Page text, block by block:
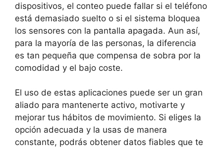
dispositivos, el conteo puede fallar si el teléfono
está demasiado suelto o si el sistema bloquea
los sensores con la pantalla apagada. Aun así,
para la mayoría de las personas, la diferencia
es tan pequeña que compensa de sobra por la
comodidad y el bajo coste.
El uso de estas aplicaciones puede ser un gran
aliado para mantenerte activo, motivarte y
mejorar tus hábitos de movimiento. Si eliges la
opción adecuada y la usas de manera
constante, podrás obtener datos fiables que te